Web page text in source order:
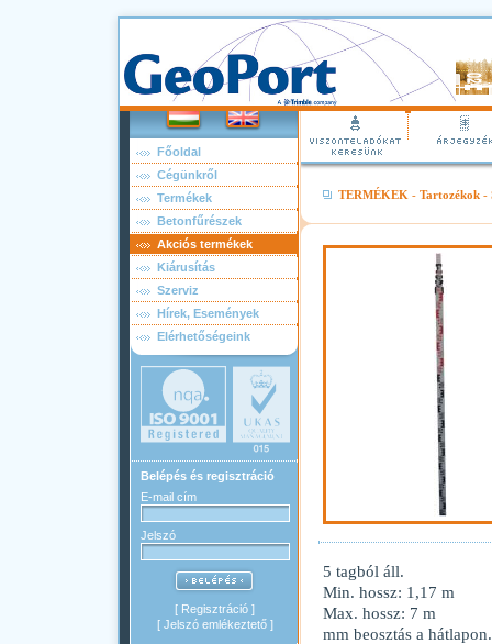
Főoldal
Cégünkről
Termékek
Betonfűrészek
Akciós termékek
Kiárusítás
Szerviz
Hírek, Események
Elérhetőségeink
Belépés és regisztráció
E-mail cím
Jelszó
[ Regisztráció ]
[ Jelszó emlékeztető]
TERMÉKEK - Tartozékok-
5 tagból áll.
Min. hossz: 1,17 m
Max. hossz: 7 m
mm beosztás a hátlapon.